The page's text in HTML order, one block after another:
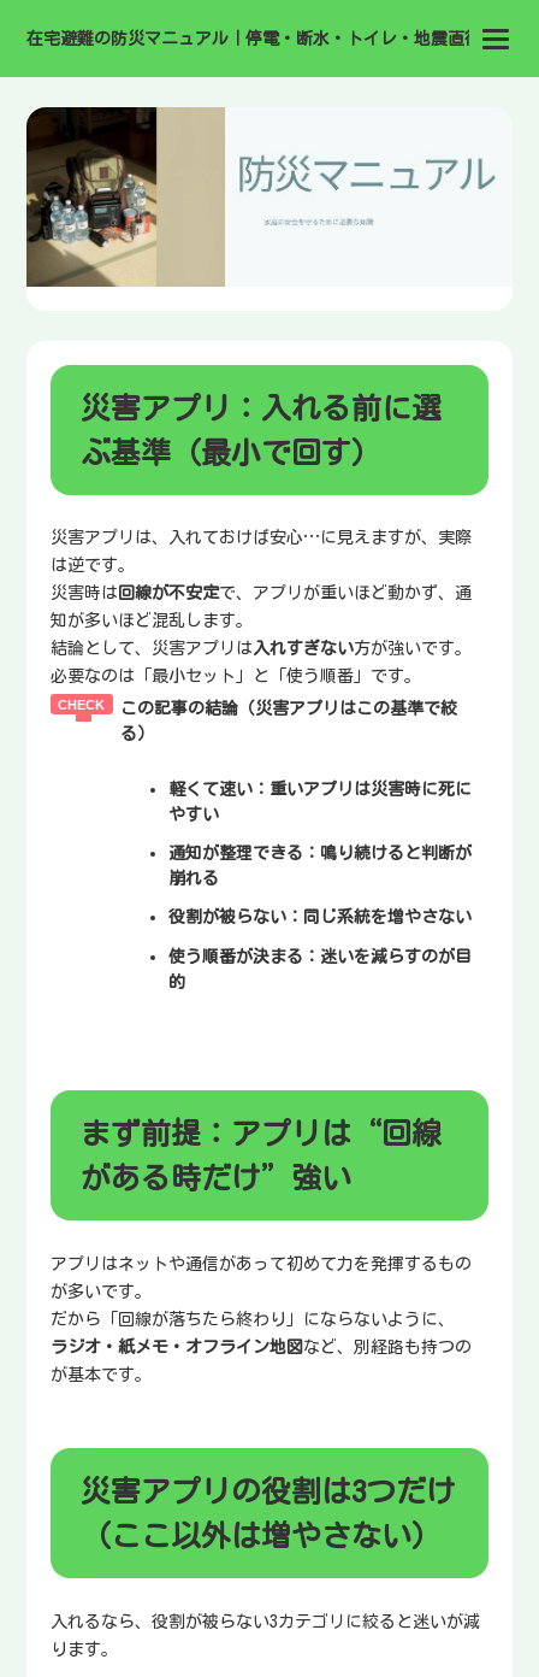
在宅避難の防災マニュアル｜停電・断水・トイレ・地震直後の備え
災害アプリ：入れる前に選
ぶ基準（最小で回す）
災害アプリは、入れておけば安心…に見えますが、実際
は逆です。
災害時は 回線が不安定で、アプリが重いほど動かず、通
知が多いほど混乱します。
結論として、災害アプリは 入れすぎない方が強いです。
必要なのは「最小セット」と「使う順番」です。
この記事の結論（災害アプリはこの基準で絞
る）
軽くて速い ：重いアプリは災害時に死に
やすい
通知が整理できる ：鳴り続けると判断が
崩れる
役割が被らない ：同じ系統を増やさない
使う順番が決まる ：迷いを減らすのが目
的
まず前提：アプリは“回線
がある時だけ”強い
アプリはネットや通信があって初めて力を発揮するもの
が多いです。
だから「回線が落ちたら終わり」にならないように、
ラジオ・紙メモ・オフライン地図 など、別経路も持つの
が基本です。
災害アプリの役割は3つだけ
（ここ以外は増やさない）
入れるなら、役割が被らない3カテゴリに絞ると迷いが減
ります。